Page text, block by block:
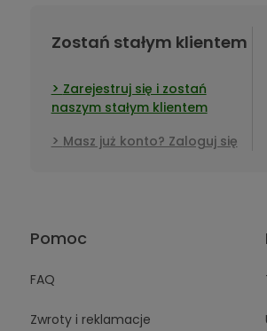
Zostań stałym klientem
Zarejestruj się i zostań
naszym stałym klientem
Masz już konto? Zaloguj się
Pomoc
FAQ
Zwroty i reklamacje